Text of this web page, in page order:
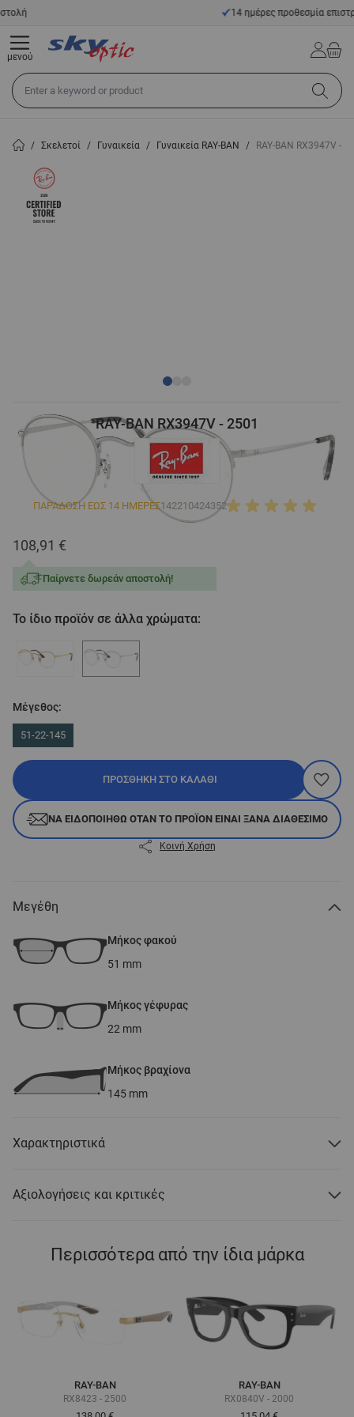
Μετάβαση στο περιεχόμενο14 ημέρες προθεσμία επιστροφής
Αναζήτηση σε όλο το κατάστημα...
μενού
/ Σκελετοί / Γυναικεία / Γυναικεία RAY-BAN / RAY-BAN RX3947V -
RAY-BAN RX3947V - 2501
ΠΑΡΑΔΟΣΗ ΕΩΣ 14 ΗΜΕΡΕΣ142210424352
108,91 €
Παίρνετε δωρεάν αποστολή!
Το ίδιο προϊόν σε άλλα χρώματα:
Μέγεθος:
51-22-145
ΠΡΟΣΘΉΚΗ ΣΤΟ ΚΑΛΆΘΙ
ΝΑ ΕΙΔΟΠΟΙΗΘΏ ΌΤΑΝ ΤΟ ΠΡΟΪΌΝ ΕΊΝΑΙ ΞΑΝΆ ΔΙΑΘΈΣΙΜΟ
Κοινή Χρήση
Μεγέθη
Μήκος φακού
51 mm
Μήκος γέφυρας
22 mm
Μήκος βραχίονα
145 mm
Χαρακτηριστικά
Αξιολογήσεις και κριτικές
Περισσότερα από την ίδια μάρκα
RAY-BAN
RX8423 - 2500
RAY-BAN
RX0840V - 2000